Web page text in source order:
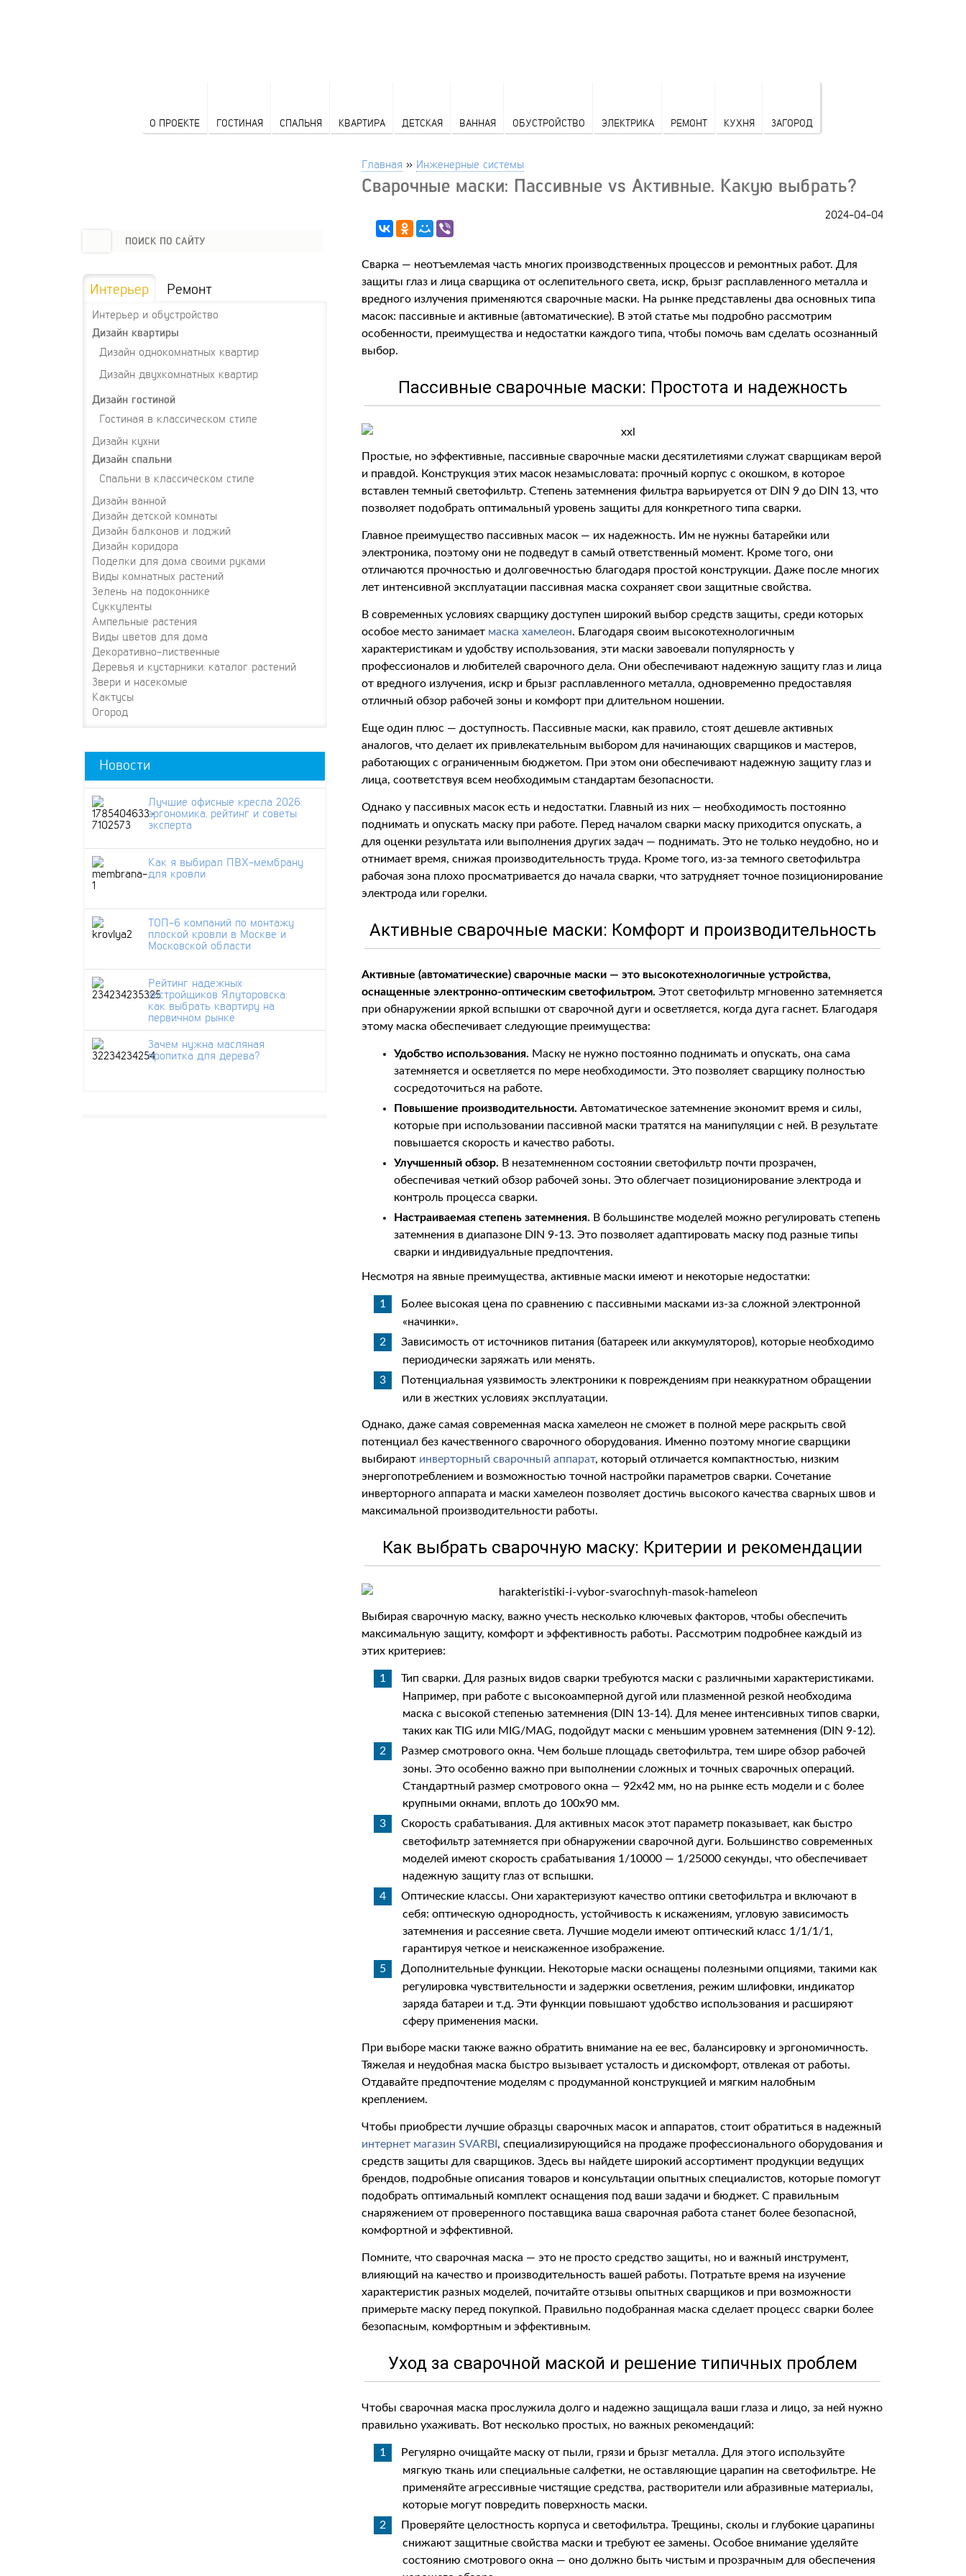
О ПРОЕКТЕ ГОСТИНАЯ СПАЛЬНЯ КВАРТИРА ДЕТСКАЯ ВАННАЯ ОБУСТРОЙСТВО ЭЛЕКТРИКА РЕМОНТ КУХНЯ ЗАГОРОД
Главная » Инженерные системы
Сварочные маски: Пассивные vs Активные. Какую выбрать?
2024-04-04
Сварка — неотъемлемая часть многих производственных процессов и ремонтных работ. Для
защиты глаз и лица сварщика от ослепительного света, искр, брызг расплавленного металла и
вредного излучения применяются сварочные маски. На рынке представлены два основных типа
масок: пассивные и активные (автоматические). В этой статье мы подробно рассмотрим
особенности, преимущества и недостатки каждого типа, чтобы помочь вам сделать осознанный
выбор.
Пассивные сварочные маски: Простота и надежность
Простые, но эффективные, пассивные сварочные маски десятилетиями служат сварщикам верой
и правдой. Конструкция этих масок незамысловата: прочный корпус с окошком, в которое
вставлен темный светофильтр. Степень затемнения фильтра варьируется от DIN 9 до DIN 13, что
позволяет подобрать оптимальный уровень защиты для конкретного типа сварки.
Главное преимущество пассивных масок — их надежность. Им не нужны батарейки или
электроника, поэтому они не подведут в самый ответственный момент. Кроме того, они
отличаются прочностью и долговечностью благодаря простой конструкции. Даже после многих
лет интенсивной эксплуатации пассивная маска сохраняет свои защитные свойства.
В современных условиях сварщику доступен широкий выбор средств защиты, среди которых
особое место занимает маска хамелеон. Благодаря своим высокотехнологичным
характеристикам и удобству использования, эти маски завоевали популярность у
профессионалов и любителей сварочного дела. Они обеспечивают надежную защиту глаз и лица
от вредного излучения, искр и брызг расплавленного металла, одновременно предоставляя
отличный обзор рабочей зоны и комфорт при длительном ношении.
Еще один плюс — доступность. Пассивные маски, как правило, стоят дешевле активных
аналогов, что делает их привлекательным выбором для начинающих сварщиков и мастеров,
работающих с ограниченным бюджетом. При этом они обеспечивают надежную защиту глаз и
лица, соответствуя всем необходимым стандартам безопасности.
Однако у пассивных масок есть и недостатки. Главный из них — необходимость постоянно
поднимать и опускать маску при работе. Перед началом сварки маску приходится опускать, а
для оценки результата или выполнения других задач — поднимать. Это не только неудобно, но и
отнимает время, снижая производительность труда. Кроме того, из-за темного светофильтра
рабочая зона плохо просматривается до начала сварки, что затрудняет точное позиционирование
электрода или горелки.
Активные сварочные маски: Комфорт и производительность
Активные (автоматические) сварочные маски — это высокотехнологичные устройства,
оснащенные электронно-оптическим светофильтром. Этот светофильтр мгновенно затемняется
при обнаружении яркой вспышки от сварочной дуги и осветляется, когда дуга гаснет. Благодаря
этому маска обеспечивает следующие преимущества:
Удобство использования. Маску не нужно постоянно поднимать и опускать, она сама
затемняется и осветляется по мере необходимости. Это позволяет сварщику полностью
сосредоточиться на работе.
Повышение производительности. Автоматическое затемнение экономит время и силы,
которые при использовании пассивной маски тратятся на манипуляции с ней. В результате
повышается скорость и качество работы.
Улучшенный обзор. В незатемненном состоянии светофильтр почти прозрачен,
обеспечивая четкий обзор рабочей зоны. Это облегчает позиционирование электрода и
контроль процесса сварки.
Настраиваемая степень затемнения. В большинстве моделей можно регулировать степень
затемнения в диапазоне DIN 9-13. Это позволяет адаптировать маску под разные типы
сварки и индивидуальные предпочтения.
Несмотря на явные преимущества, активные маски имеют и некоторые недостатки:
Более высокая цена по сравнению с пассивными масками из-за сложной электронной
«начинки».
Зависимость от источников питания (батареек или аккумуляторов), которые необходимо
периодически заряжать или менять.
Потенциальная уязвимость электроники к повреждениям при неаккуратном обращении
или в жестких условиях эксплуатации.
Однако, даже самая современная маска хамелеон не сможет в полной мере раскрыть свой
потенциал без качественного сварочного оборудования. Именно поэтому многие сварщики
выбирают инверторный сварочный аппарат, который отличается компактностью, низким
энергопотреблением и возможностью точной настройки параметров сварки. Сочетание
инверторного аппарата и маски хамелеон позволяет достичь высокого качества сварных швов и
максимальной производительности работы.
Как выбрать сварочную маску: Критерии и рекомендации
Выбирая сварочную маску, важно учесть несколько ключевых факторов, чтобы обеспечить
максимальную защиту, комфорт и эффективность работы. Рассмотрим подробнее каждый из
этих критериев:
Тип сварки. Для разных видов сварки требуются маски с различными характеристиками.
Например, при работе с высокоамперной дугой или плазменной резкой необходима
маска с высокой степенью затемнения (DIN 13-14). Для менее интенсивных типов сварки,
таких как TIG или MIG/MAG, подойдут маски с меньшим уровнем затемнения (DIN 9-12).
Размер смотрового окна. Чем больше площадь светофильтра, тем шире обзор рабочей
зоны. Это особенно важно при выполнении сложных и точных сварочных операций.
Стандартный размер смотрового окна — 92х42 мм, но на рынке есть модели и с более
крупными окнами, вплоть до 100х90 мм.
Скорость срабатывания. Для активных масок этот параметр показывает, как быстро
светофильтр затемняется при обнаружении сварочной дуги. Большинство современных
моделей имеют скорость срабатывания 1/10000 — 1/25000 секунды, что обеспечивает
надежную защиту глаз от вспышки.
Оптические классы. Они характеризуют качество оптики светофильтра и включают в
себя: оптическую однородность, устойчивость к искажениям, угловую зависимость
затемнения и рассеяние света. Лучшие модели имеют оптический класс 1/1/1/1,
гарантируя четкое и неискаженное изображение.
Дополнительные функции. Некоторые маски оснащены полезными опциями, такими как
регулировка чувствительности и задержки осветления, режим шлифовки, индикатор
заряда батареи и т.д. Эти функции повышают удобство использования и расширяют
сферу применения маски.
При выборе маски также важно обратить внимание на ее вес, балансировку и эргономичность.
Тяжелая и неудобная маска быстро вызывает усталость и дискомфорт, отвлекая от работы.
Отдавайте предпочтение моделям с продуманной конструкцией и мягким налобным
креплением.
Чтобы приобрести лучшие образцы сварочных масок и аппаратов, стоит обратиться в надежный
интернет магазин SVARBI , специализирующийся на продаже профессионального оборудования и
средств защиты для сварщиков. Здесь вы найдете широкий ассортимент продукции ведущих
брендов, подробные описания товаров и консультации опытных специалистов, которые помогут
подобрать оптимальный комплект оснащения под ваши задачи и бюджет. С правильным
снаряжением от проверенного поставщика ваша сварочная работа станет более безопасной,
комфортной и эффективной.
Помните, что сварочная маска — это не просто средство защиты, но и важный инструмент,
влияющий на качество и производительность вашей работы. Потратьте время на изучение
характеристик разных моделей, почитайте отзывы опытных сварщиков и при возможности
примерьте маску перед покупкой. Правильно подобранная маска сделает процесс сварки более
безопасным, комфортным и эффективным.
Уход за сварочной маской и решение типичных проблем
Чтобы сварочная маска прослужила долго и надежно защищала ваши глаза и лицо, за ней нужно
правильно ухаживать. Вот несколько простых, но важных рекомендаций:
Регулярно очищайте маску от пыли, грязи и брызг металла. Для этого используйте
мягкую ткань или специальные салфетки, не оставляющие царапин на светофильтре. Не
применяйте агрессивные чистящие средства, растворители или абразивные материалы,
которые могут повредить поверхность маски.
Проверяйте целостность корпуса и светофильтра. Трещины, сколы и глубокие царапины
снижают защитные свойства маски и требуют ее замены. Особое внимание уделяйте
состоянию смотрового окна — оно должно быть чистым и прозрачным для обеспечения
Интерьер Ремонт
Интерьер и обустройство
Дизайн квартиры
Дизайн однокомнатных квартир
Дизайн двухкомнатных квартир
Дизайн гостиной
Гостиная в классическом стиле
Дизайн кухни
Дизайн спальни
Спальни в классическом стиле
Дизайн ванной
Дизайн детской комнаты
Дизайн балконов и лоджий
Дизайн коридора
Поделки для дома своими руками
Виды комнатных растений
Зелень на подоконнике
Суккуленты
Ампельные растения
Виды цветов для дома
Декоративно-лиственные
Деревья и кустарники: каталог растений
Звери и насекомые
Кактусы
Огород
Новости
Лучшие офисные кресла 2026:
эргономика, рейтинг и советы
эксперта
Как я выбирал ПВХ-мембрану
для кровли
ТОП-6 компаний по монтажу
плоской кровли в Москве и
Московской области
Рейтинг надежных
застройщиков Ялуторовска:
как выбрать квартиру на
первичном рынке
Зачем нужна масляная
пропитка для дерева?